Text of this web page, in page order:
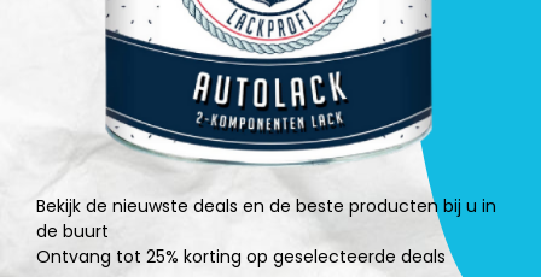
Bekijk de nieuwste deals en de beste producten bij u in
de buurt
Ontvang tot 25% korting op geselecteerde deals